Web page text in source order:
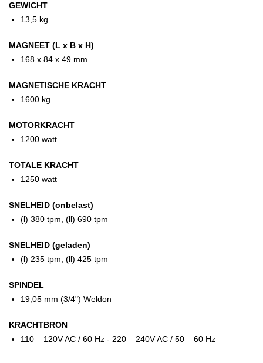
GEWICHT
13,5 kg
MAGNEET (L x B x H)
168 x 84 x 49 mm
MAGNETISCHE KRACHT
1600 kg
MOTORKRACHT
1200 watt
TOTALE KRACHT
1250 watt
SNELHEID (onbelast)
(l) 380 tpm, (ll) 690 tpm
SNELHEID (geladen)
(l) 235 tpm, (ll) 425 tpm
SPINDEL
19,05 mm (3/4") Weldon
KRACHTBRON
110 – 120V AC / 60 Hz - 220 – 240V AC / 50 – 60 Hz